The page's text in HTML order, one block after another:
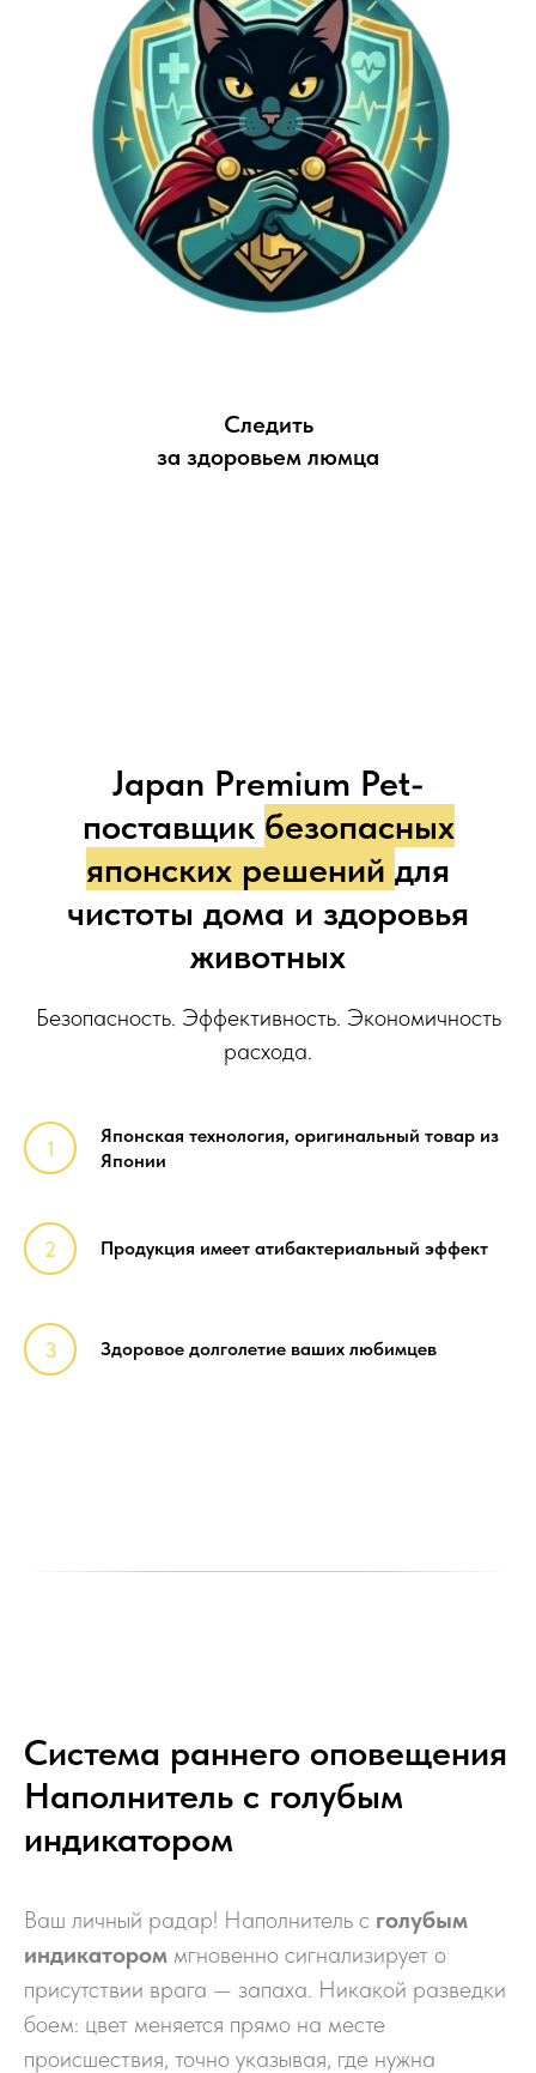
Следить
за здоровьем люмца
Japan Premium Pet-
поставщик безопасных
японских решений для
чистоты дома и здоровья
животных
Безопасность. Эффективность. Экономичность
расхода.
Японская технология, оригинальный товар из
Японии
Продукция имеет атибактериальный эффект
Здоровое долголетие ваших любимцев
Система раннего оповещения
Наполнитель с голубым
индикатором
Ваш личный радар! Наполнитель с голубым
индикатором мгновенно сигнализирует о
присутствии врага — запаха. Никакой разведки
боем: цвет меняется прямо на месте
происшествия, точно указывая, где нужна